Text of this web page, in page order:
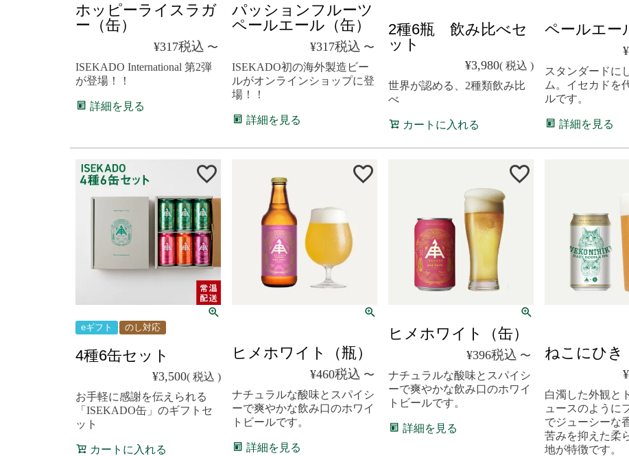
ホッピーライスラガ
ー（缶）
¥317税込 〜
ISEKADO International 第2弾
が登場！！
詳細を見る
パッションフルーツ
ペールエール（缶）
¥317税込 〜
ISEKADO初の海外製造ビー
ルがオンラインショップに登
場！！
詳細を見る
2種6瓶 飲み比べセ
ット
¥3,980 税込
世界が認める、2種類飲み比
べ
カートに入れる
ペールエー
¥
スタンダードに
ム。イセカドを
ルです。
詳細を見る
eギフト のし対応
4種6缶セット
¥3,500 税込
お手軽に感謝を伝えられる
「ISEKADO缶」のギフトセ
ット
カートに入れる
ヒメホワイト（瓶）
¥460税込 〜
ナチュラルな酸味とスパイシ
ーで爽やかな飲み口のホワイ
トビールです。
詳細を見る
ヒメホワイト（缶）
¥396税込 〜
ナチュラルな酸味とスパイシ
ーで爽やかな飲み口のホワイ
トビールです。
詳細を見る
ねこにひき
¥
白濁した外観と
ュースのように
でジューシーな
苦みを抑えた柔
地が特徴です。